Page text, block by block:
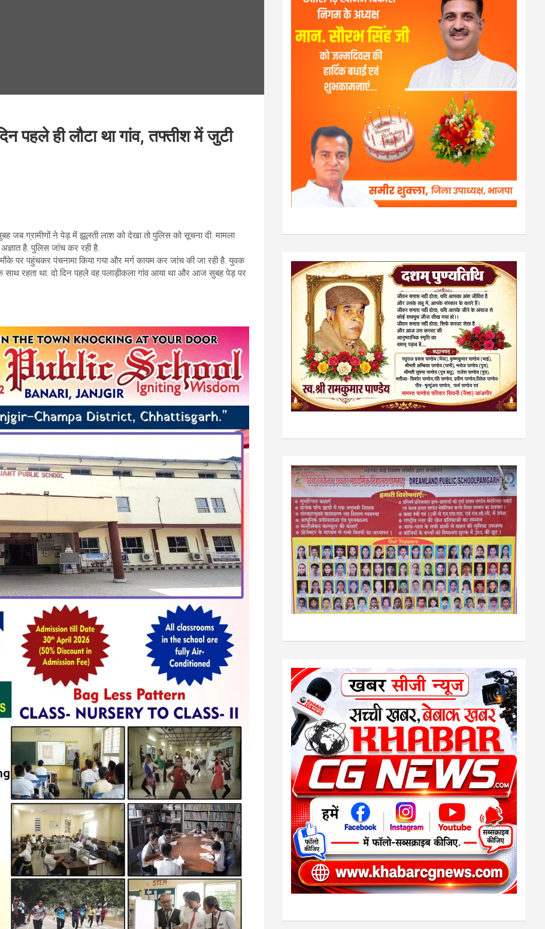
पहले ही लौटा था गांव, तफ्तीश में जुटी
जब ग्रामीणों ने पेड़ में झूलती लाश को देखा तो पुलिस को सूचना दी. मामला
है. पुलिस जांच कर रही है.
पर पहुंचकर पंचनामा किया गया और मर्ग कायम कर जांच की जा रही है. युवक
रहता था. दो दिन पहले वह पलाड़ीकला गांव आया था और आज सुबह पेड़ पर